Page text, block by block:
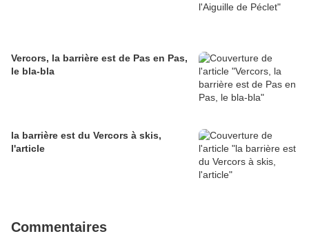
Vercors, la barrière est de Pas en Pas,
le bla-bla
la barrière est du Vercors à skis,
l'article
Commentaires